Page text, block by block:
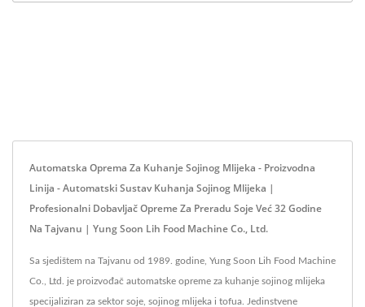
Automatska Oprema Za Kuhanje Sojinog Mlijeka - Proizvodna
Linija - Automatski Sustav Kuhanja Sojinog Mlijeka |
Profesionalni Dobavljač Opreme Za Preradu Soje Već 32 Godine
Na Tajvanu | Yung Soon Lih Food Machine Co., Ltd.
Sa sjedištem na Tajvanu od 1989. godine, Yung Soon Lih Food Machine
Co., Ltd. je proizvođač automatske opreme za kuhanje sojinog mlijeka
specijaliziran za sektor soje, sojinog mlijeka i tofua. Jedinstvene